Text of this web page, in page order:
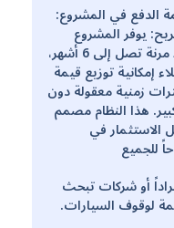
الدفع في المشروع:
يوفر المشروع
خطة تقسيط مرنة تصل إلى 6 أشهر،
إمكانية توزيع قيمة
زمنية معقولة دون
هذا النظام مصمم
في
للجميع
أو شركات تبحث
لوقوف السيارات.